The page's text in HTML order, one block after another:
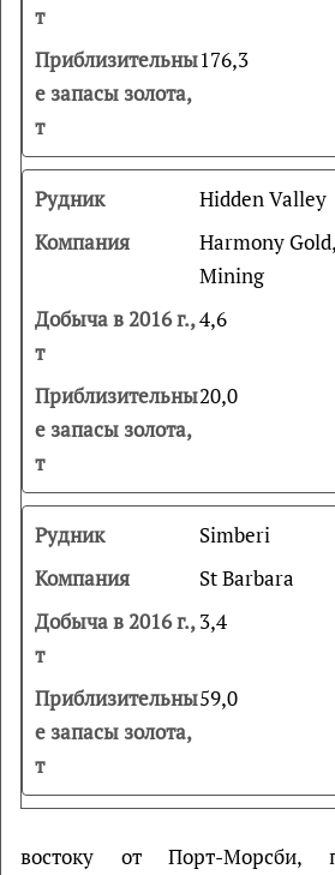
176,3
Hidden Valley
Harmony
Mining
4,6
20,0
Simberi
St Barbara
3,4
59,0
востоку от Порт-Морсби,